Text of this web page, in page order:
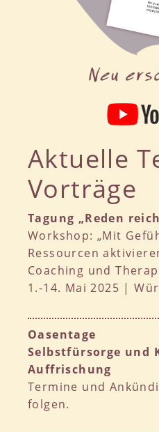
Aktuelle
Vorträge
Tagung „Reden
Workshop: „Mit
Ressourcen
Coaching und
1.-14. Mai 2025 |
Oasentage
Selbstfürsorge und
Auffrischung
Termine und
folgen.